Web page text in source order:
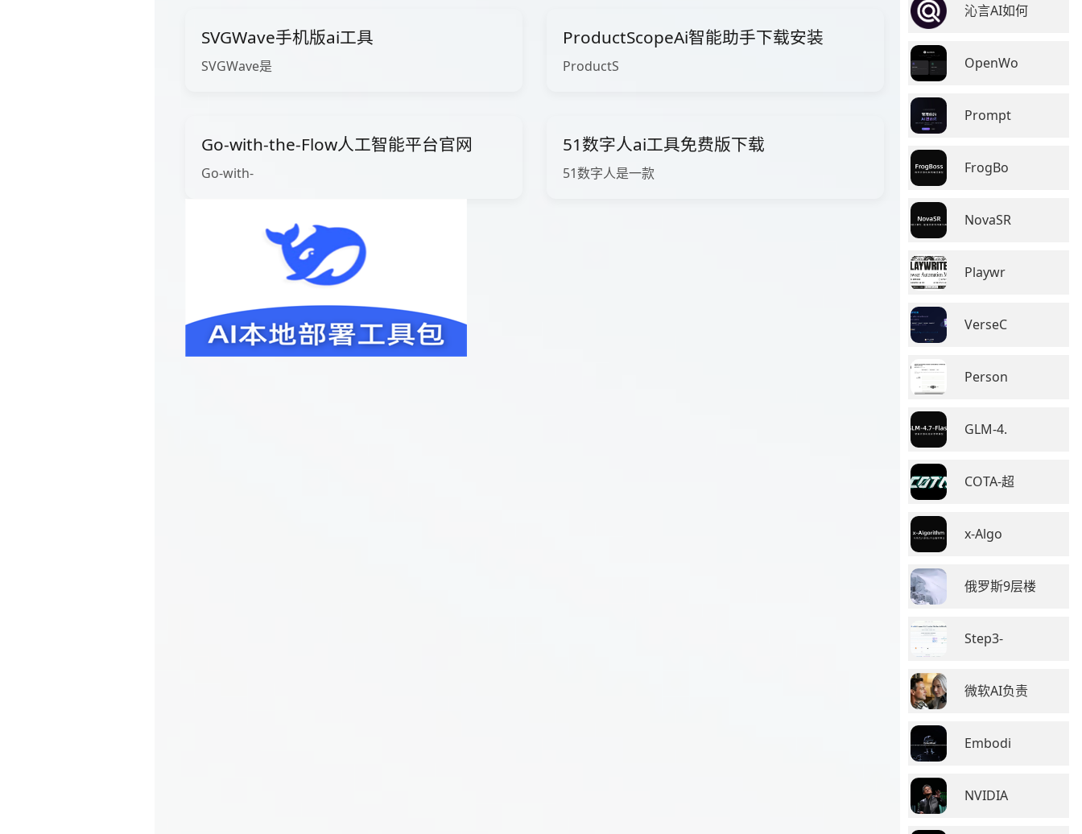
SVGWave手机版ai工具
SVGWave是
ProductScopeAi智能助手下载安装
ProductS
Go-with-the-Flow人工智能平台官网
Go-with-
51数字人ai工具免费版下载
51数字人是一款
沁言AI如何
OpenWo
Prompt
FrogBo
NovaSR
Playwr
VerseC
Person
GLM-4.
COTA-超
x-Algo
俄罗斯9层楼
Step3-
微软AI负责
Embodi
NVIDIA